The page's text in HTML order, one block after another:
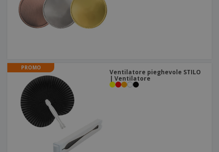
PROMO
Ventilatore pieghevole STILO
| Ventilatore